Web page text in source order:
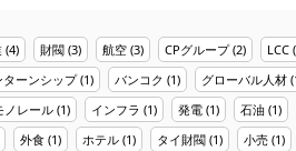
(4) 財閥 (3) 航空 (3) CPグループ(2) LCC
ターンシップ(1) バンコク (1) グローバル人材
ノレール (1) インフラ (1) 発電 (1) 石油 (1)
外食 (1) ホテル (1) タイ財閥 (1) 小売 (1)